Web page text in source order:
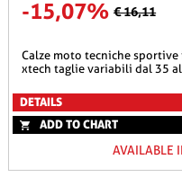
-15,07% € 16,11
calze moto tecniche sportive invernali nere a righe multicolor
xtech taglie variabili dal 35
DETAILS
ADD TO CHART
AVAILABLE